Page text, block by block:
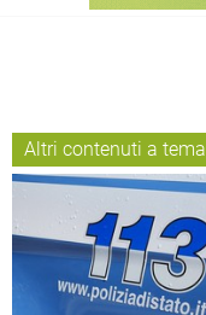
Altri contenuti a tema